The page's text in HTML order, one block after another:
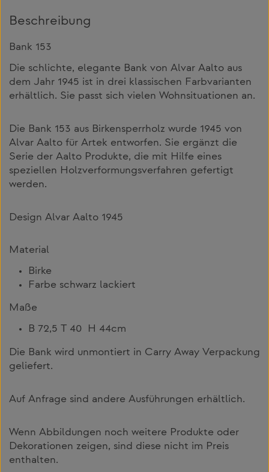
Beschreibung
Bank 153
Die schlichte, elegante Bank von Alvar Aalto aus
dem Jahr 1945 ist in drei klassischen Farbvarianten
erhältlich. Sie passt sich vielen Wohnsituationen an.
Die Bank 153 aus Birkensperrholz wurde 1945 von
Alvar Aalto für Artek entworfen. Sie ergänzt die
Serie der Aalto Produkte, die mit Hilfe eines
speziellen Holzverformungsverfahren gefertigt
werden.
Design Alvar Aalto 1945
Material
Birke
Farbe schwarz lackiert
Maße
B 72,5 T 40 H 44cm
Die Bank wird unmontiert in Carry Away Verpackung
geliefert.
Auf Anfrage sind andere Ausführungen erhältlich.
Wenn Abbildungen noch weitere Produkte oder
Dekorationen zeigen, sind diese nicht im Preis
enthalten.